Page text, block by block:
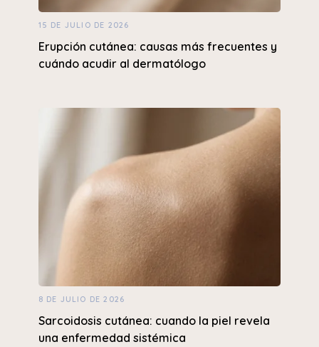
15 DE JULIO DE 2026
Erupción cutánea: causas más frecuentes y
cuándo acudir al dermatólogo
8 DE JULIO DE 2026
Sarcoidosis cutánea: cuando la piel revela
una enfermedad sistémica